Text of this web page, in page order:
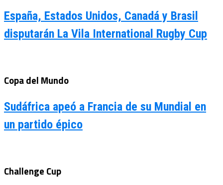
España, Estados Unidos, Canadá y Brasil
disputarán La Vila International Rugby Cup
Copa del Mundo
Sudáfrica apeó a Francia de su Mundial en
un partido épico
Challenge Cup